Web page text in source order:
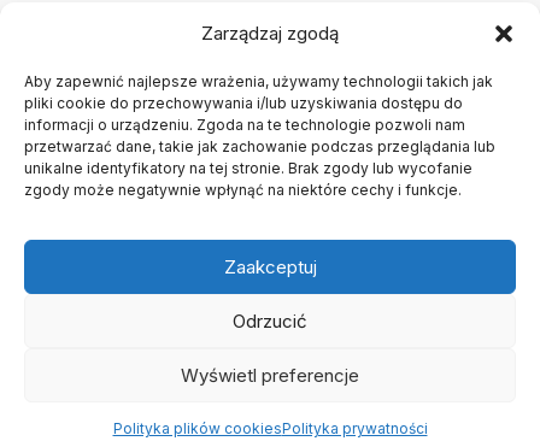
Zarządzaj zgodą
Aby zapewnić najlepsze wrażenia, używamy technologii takich jak
pliki cookie do przechowywania i/lub uzyskiwania dostępu do
informacji o urządzeniu. Zgoda na te technologie pozwoli nam
przetwarzać dane, takie jak zachowanie podczas przeglądania lub
unikalne identyfikatory na tej stronie. Brak zgody lub wycofanie
zgody może negatywnie wpłynąć na niektóre cechy i funkcje.
Zaakceptuj
Odrzucić
Wyświetl preferencje
Polityka plików cookiesPolityka prywatności
Kontakt
Konto
Polityka prywatności
Regulamin
Copyright © 2026 B2B - Panel Hurtowy - TCF - Tobacco